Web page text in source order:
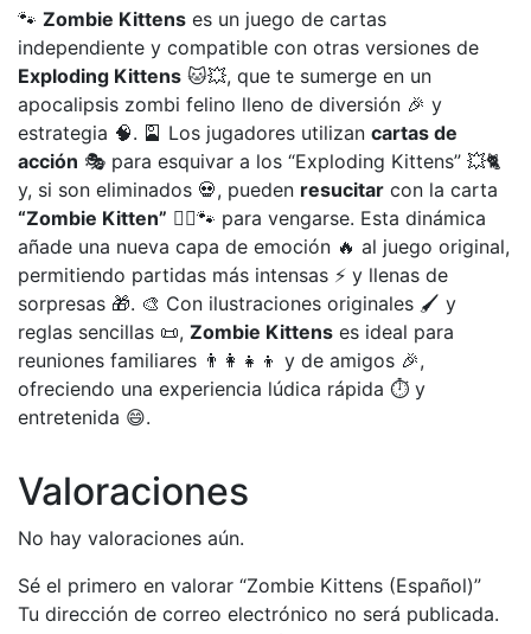
🐾 Zombie Kittens es un juego de cartas
independiente y compatible con otras versiones de
Exploding Kittens 🐱💥, que te sumerge en un
apocalipsis zombi felino lleno de diversión 🎉 y
estrategia 🧠. 🎴 Los jugadores utilizan cartas de
acción 🎭 para esquivar a los “Exploding Kittens” 💥🐈
y, si son eliminados 💀, pueden resucitar con la carta
“Zombie Kitten” 🧟‍♀️🐾 para vengarse. Esta dinámica
añade una nueva capa de emoción 🔥 al juego original,
permitiendo partidas más intensas ⚡ y llenas de
sorpresas 🎁. 🎨 Con ilustraciones originales 🖌️ y
reglas sencillas 📜, Zombie Kittens es ideal para
reuniones familiares 👨‍👩‍👧‍👦 y de amigos 🎉,
ofreciendo una experiencia lúdica rápida ⏱️ y
entretenida 😄.
Valoraciones
No hay valoraciones aún.
Sé el primero en valorar “Zombie Kittens (Español)”
Tu dirección de correo electrónico no será publicada.